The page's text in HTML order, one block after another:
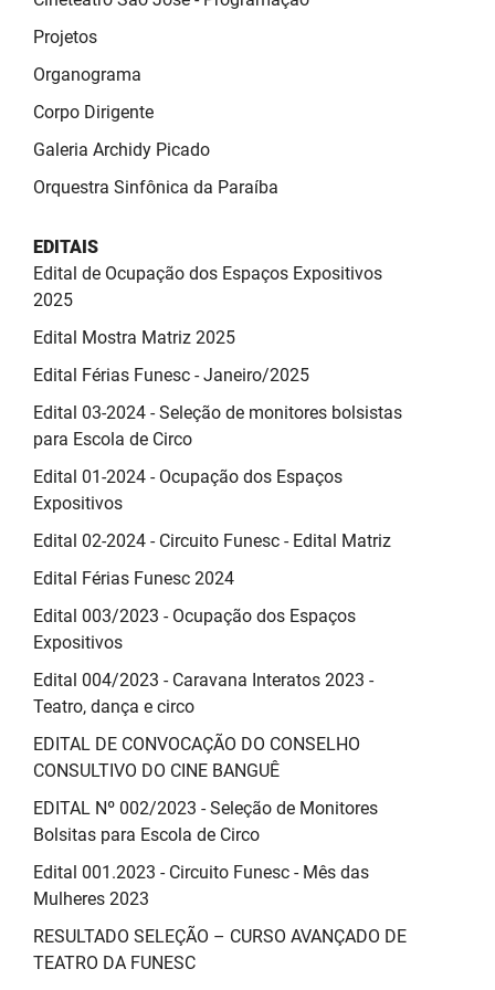
SUDEMA
Projetos
Organograma
Corpo Dirigente
Galeria Archidy Picado
Orquestra Sinfônica da Paraíba
EDITAIS
Edital de Ocupação dos Espaços Expositivos
2025
Edital Mostra Matriz 2025
Edital Férias Funesc - Janeiro/2025
Edital 03-2024 - Seleção de monitores bolsistas
para Escola de Circo
Edital 01-2024 - Ocupação dos Espaços
Expositivos
Edital 02-2024 - Circuito Funesc - Edital Matriz
Edital Férias Funesc 2024
Edital 003/2023 - Ocupação dos Espaços
Expositivos
Edital 004/2023 - Caravana Interatos 2023 -
Teatro, dança e circo
EDITAL DE CONVOCAÇÃO DO CONSELHO
CONSULTIVO DO CINE BANGUÊ
EDITAL Nº 002/2023 - Seleção de Monitores
Bolsitas para Escola de Circo
Edital 001.2023 - Circuito Funesc - Mês das
Mulheres 2023
RESULTADO SELEÇÃO – CURSO AVANÇADO DE
TEATRO DA FUNESC